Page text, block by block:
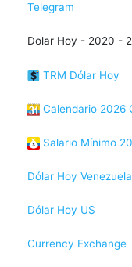
Telegram
Dolar Hoy - 2020 -
TRM Dólar Hoy
Calendario 2026
Salario Mínimo
Dólar Hoy Venezuela
Dólar Hoy US
Currency Exchange